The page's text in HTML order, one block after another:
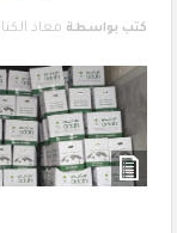
كتب بواسطة معاذ